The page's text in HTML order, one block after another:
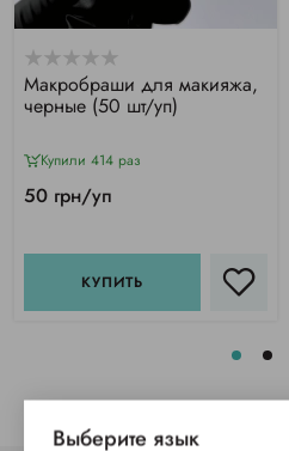
Макробраши для макияжа,
черные (50 шт/уп)
Купили 414 раз
50 грн/уп
КУПИТЬ
Выберите язык